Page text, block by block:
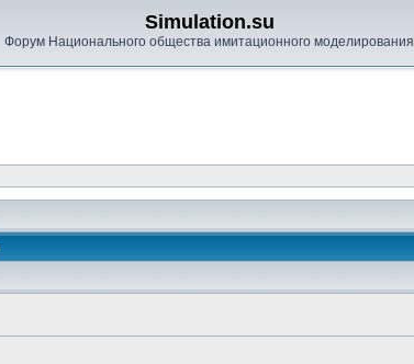
Simulation.su
Форум Национального общества имитационного моделирования